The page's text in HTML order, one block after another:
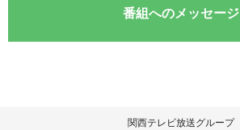
番組へのメッセージ
関西テレビ放送グループ